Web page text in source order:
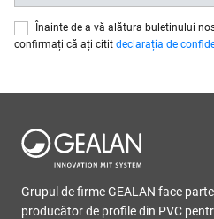
Înainte de a vă alătura buletinului
confirmați că ați citit declarația de
Grupul de firme GEALAN face
producător de profile din PVC